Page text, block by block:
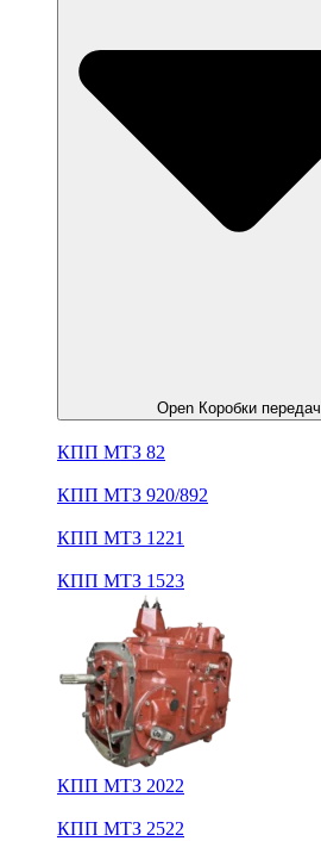
Open Коробки передач
КПП МТЗ 82
КПП МТЗ 920/892
КПП МТЗ 1221
КПП МТЗ 1523
КПП МТЗ 2022
КПП МТЗ 2522